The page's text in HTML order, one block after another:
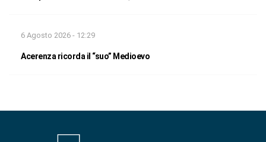
6 Agosto 2026 - 12:29
Acerenza ricorda il “suo” Medioevo